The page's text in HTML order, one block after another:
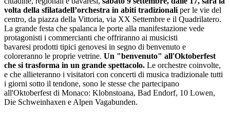
volta della sfilatadell’orchestra in abiti tradizionali per le vie del
centro, da piazza della Vittoria, via XX Settembre e il Quadrilatero.
La grande festa che spalanca le porte alla manifestazione vede
protagonisti i commercianti che offriranno ai musicisti
bavaresi prodotti tipici genovesi in segno di benvenuto e
coloreranno le proprie vetrine. Un "benvenuto" all'Oktoberfest
che si trasforma in un grande spettacolo. Le orchestre coinvolte,
e che allieteranno i visitatori con concerti di musica tradizionale tutti
i giorni sotto il tendone, sono le stesse che partecipano
all'Oktoberfest di Monaco: Klobnstoana, Bad Endorf, 10 Lowen,
Die Schweinhaxen e Alpen Vagabunden.